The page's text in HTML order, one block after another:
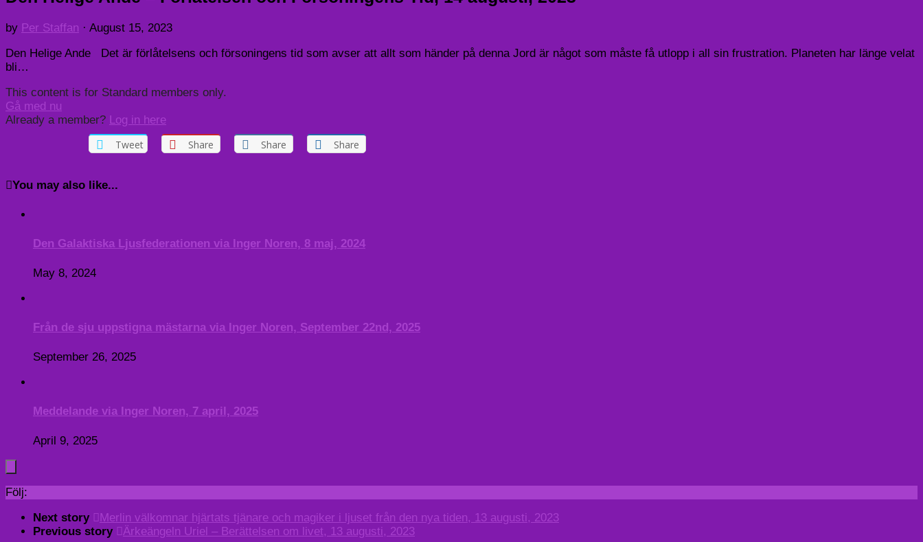
by Per Staffan · August 15, 2023
Den Helige Ande Det är förlåtelsens och försoningens tid som avser att allt som händer på denna Jord är något som måste få utlopp i all sin frustration. Planeten har länge velat
bli…
This content is for Standard members only.
Gå med nu
Already a member? Log in here
Tweet
Share Share Share
You may also like...
Den Galaktiska Ljusfederationen via Inger Noren, 8 maj, 2024
May 8, 2024
Från de sju uppstigna mästarna via Inger Noren, September 22nd, 2025
September 26, 2025
Meddelande via Inger Noren, 7 april, 2025
April 9, 2025
Följ:
Next story
Merlin välkomnar hjärtats tjänare och magiker i ljuset från den nya tiden, 13 augusti, 2023
Previous story
Ärkeängeln Uriel – Berättelsen om livet, 13 augusti, 2023